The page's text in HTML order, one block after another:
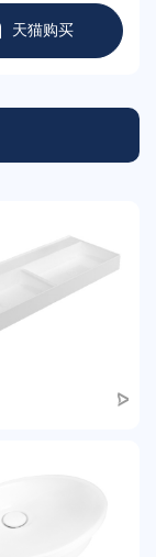
天猫购买